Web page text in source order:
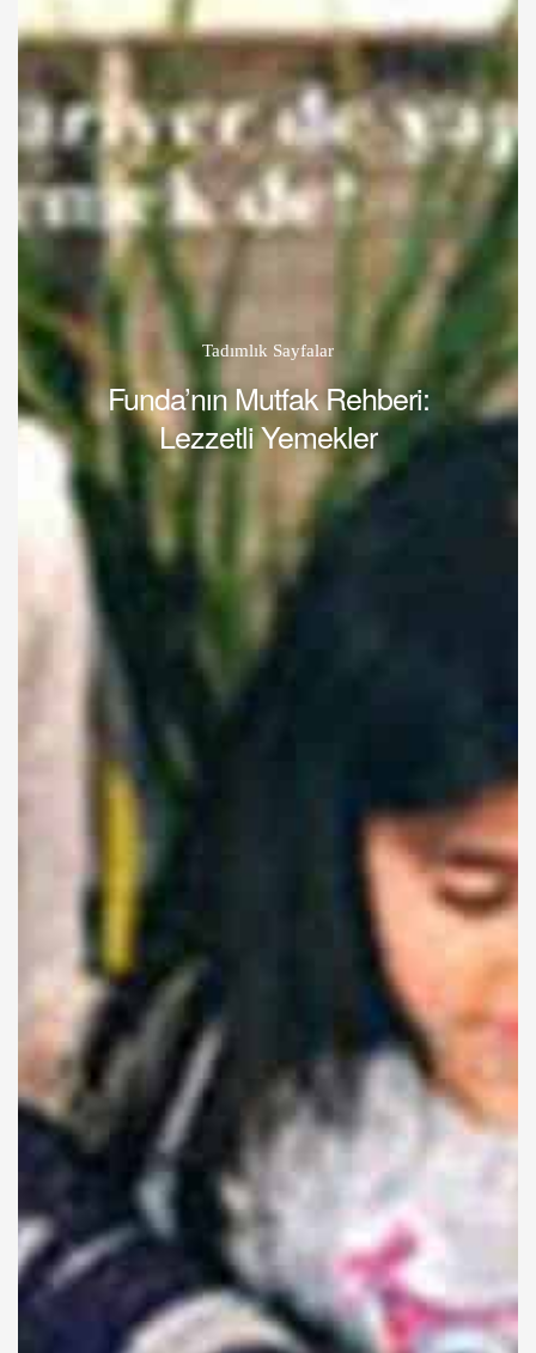
Tadımlık Sayfalar
Funda’nın Mutfak Rehberi:
Lezzetli Yemekler